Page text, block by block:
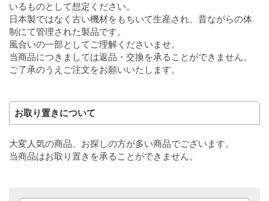
いるものとして想定ください。
日本製ではなく古い機材をもちいて生産され、昔ながらの体
制にて管理された製品です。
風合いの一部としてご理解くださいませ。
当商品につきましては返品・交換を承ることができません。
ご了承のうえご注文をお願いいたします。
お取り置きについて
大変人気の商品、お探しの方が多い商品でございます。
当商品はお取り置きを承ることができません。